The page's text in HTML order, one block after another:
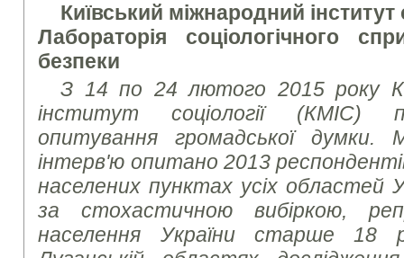
Київський міжнародний інститут
Лабораторія соціологічного
безпеки
З 14по 24лютого 2015року
інститутсоціології(КМІС)
опитуваннягромадськоїдумки.
інтерв'ю опитано 2013
населених пунктах усіх областей
за стохастичною вибіркою,
населення України старше 18